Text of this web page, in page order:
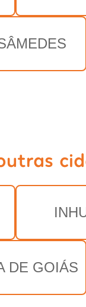
DE GOIÁS